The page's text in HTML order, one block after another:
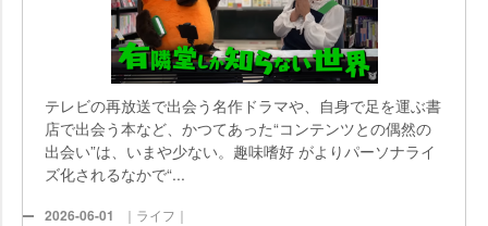
テレビの再放送で出会う名作ドラマや、自身で足を運ぶ書
店で出会う本など、かつてあった“コンテンツとの偶然の
出会い”は、いまや少ない。趣味嗜好 がよりパーソナライ
ズ化されるなかで“...
2026-06-01 ｜ライフ｜